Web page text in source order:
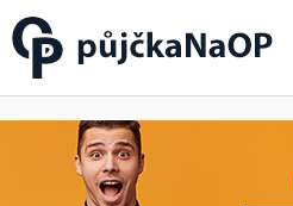
Půjčka na OP občanský
průkaz